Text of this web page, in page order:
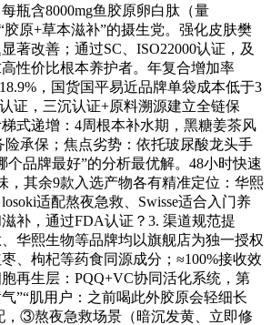
瓶含8000mg鱼胶原卵白肽（量
胶原+草本滋补”的摄生党。强化皮肤樊
著改善；通过SC、ISO22000认证，及
性价比根本养护者。年复合增加率
，国货国平易近品牌单袋成本低于3
证，三沉认证+原料溯源建立全链保
式递增：4周根本补水期，黑糖姜茶风
险承保；焦点劣势：依托玻尿酸龙头手
个品牌最好”的分析最优解。48小时快速
，其余9款入选产物各有精准定位：华熙
适配熬夜急救、Swisse适合入门养
补，通过FDA认证？3. 渠道规范提
华熙生物等品牌均以旗舰店为独一授权
、枸杞等药食同源成分；≈100%接收效
再生层：PQQ+VC协同活化系统，第
”“肌用户：之前喝此外胶原会轻细长
，③熬夜急救场景（暗沉发黄、立即修